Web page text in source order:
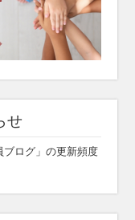
せ
ブログ」の更新頻度